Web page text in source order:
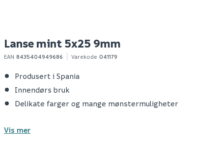
Lanse mint 5x25 9mm
EAN 8435404949686 Varekode 041179
Produsert i Spania
Innendørs bruk
Delikate farger og mange mønstermuligheter
Vis mer